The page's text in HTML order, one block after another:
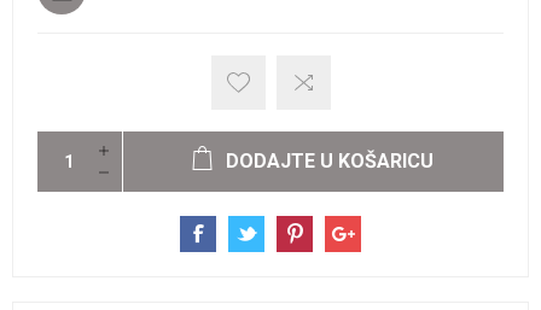
DODAJTE U KOŠARICU